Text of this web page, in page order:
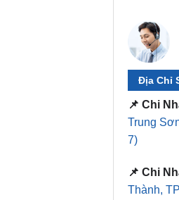
Địa Chỉ
📌 Chi
Trung
7)
📌 Chi
Thành,